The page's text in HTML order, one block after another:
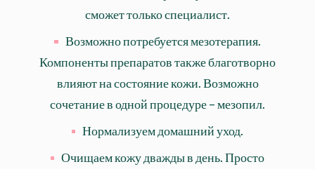
сможет только специалист.
Возможно потребуется мезотерапия.
Компоненты препаратов также благотворно
влияют на состояние кожи. Возможно
сочетание в одной процедуре – мезопил.
Нормализуем домашний уход.
Очищаем кожу дважды в день. Просто